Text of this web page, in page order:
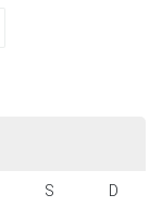
S D